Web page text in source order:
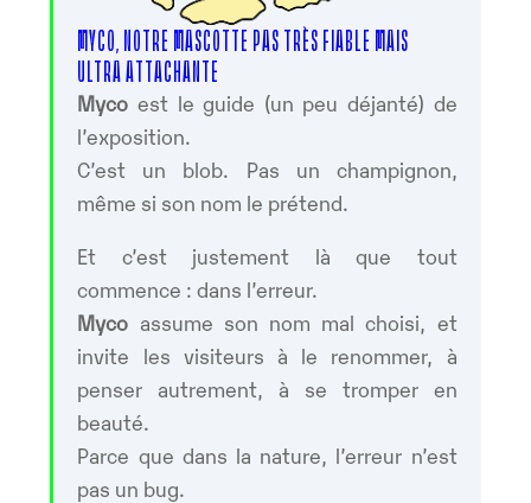
MYCO, NOTRE MASCOTTE PAS TRÈS FIABLE MAIS
ULTRA ATTACHANTE
Myco est le guide (un peu déjanté) de
l’exposition.
C’est un blob. Pas un champignon,
même si son nom le prétend.
Et c’est justement là que tout
commence : dans l’erreur.
Myco assume son nom mal choisi, et
invite les visiteurs à le renommer, à
penser autrement, à se tromper en
beauté.
Parce que dans la nature, l’erreur n’est
pas un bug.